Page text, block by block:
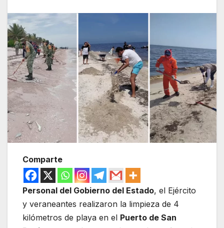
Comparte
Personal del Gobierno del Estado, el Ejército
y veraneantes realizaron la limpieza de 4
kilómetros de playa en el Puerto de San